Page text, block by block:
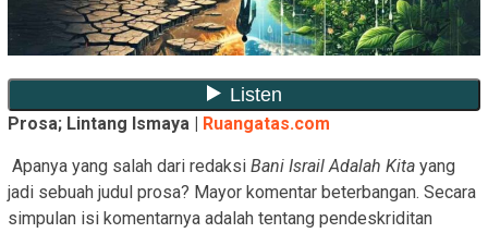
Prosa; Lintang Ismaya | Ruangatas.com
Apanya yang salah dari redaksi Bani Israil Adalah Kita yang
jadi sebuah judul prosa? Mayor komentar beterbangan. Secara
simpulan isi komentarnya adalah tentang pendeskriditan